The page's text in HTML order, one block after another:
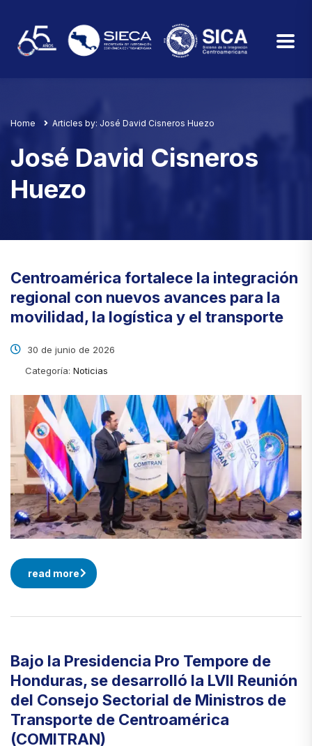
Home Articles by: José David Cisneros Huezo
José David Cisneros
Huezo
Centroamérica fortalece la integración
regional con nuevos avances para la
movilidad, la logística y el transporte
30 de junio de 2026
Categoría: Noticias
read more
Bajo la Presidencia Pro Tempore de
Honduras, se desarrolló la LVII Reunión
del Consejo Sectorial de Ministros de
Transporte de Centroamérica
(COMITRAN)